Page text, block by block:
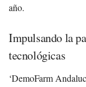
año.
Impulsando la
tecnológicas
‘DemoFarm